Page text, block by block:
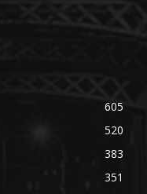
605
520
383
351